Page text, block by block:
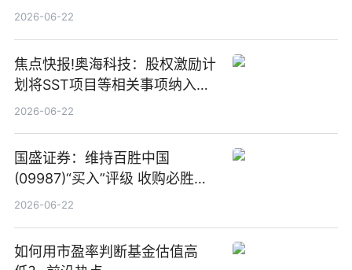
板新材料业务
2026-06-22
焦点快报!奥海科技：股权激励计
划将SST项目等相关事项纳入专
项业务发展考核指标
2026-06-22
国盛证券：维持百胜中国
(09987)“买入”评级 收购必胜客
中国增厚利润加速成长 信息
2026-06-22
如何用市盈率判断基金估值高